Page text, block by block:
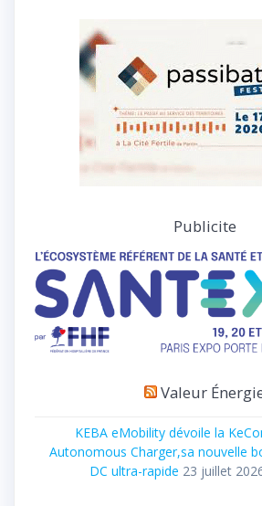
Publicite
Valeur
KEBA eMobility dévoile la
Autonomous Charger,sa nouvelle
DC ultra-rapide 23 juillet